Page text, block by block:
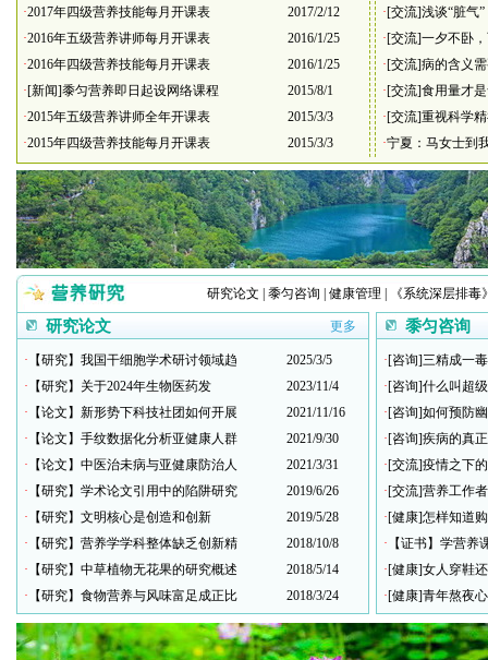
·2017年四级营养技能每月开课表
2017/2/12
·2016年五级营养讲师每月开课表
2016/1/25
·2016年四级营养技能每月开课表
2016/1/25
·[新闻]黍匀营养即日起设网络课程
2015/8/1
·2015年五级营养讲师全年开课表
2015/3/3
·2015年四级营养技能每月开课表 2015/3/3
·[交流]浅谈“脏气
·[交流]一夕不卧
·[交流]病的含义
·[交流]食用量才
·[交流]重视科学
·宁夏：马女士到
研究论文 黍匀咨询 健康管理 《系统深层排毒
研究论文 更多
· 【研究】我国干细胞学术研讨领域趋
2025/3/5
· 【研究】关于2024年生物医药发
2023/11/4
· 【论文】新形势下科技社团如何开展
2021/11/16
· 【论文】手纹数据化分析亚健康人群
2021/9/30
· 【论文】中医治未病与亚健康防治人
2021/3/31
· 【研究】学术论文引用中的陷阱研究
2019/6/26
· 【研究】文明核心是创造和创新
2019/5/28
· 【研究】营养学学科整体缺乏创新精
2018/10/8
· 【研究】中草植物无花果的研究概述
2018/5/14
· 【研究】食物营养与风味富足成正比 2018/3/24
黍匀咨询
·[咨询]三精成一
·[咨询]什么叫超
·[咨询]如何预防
·[咨询]疾病的真
·[交流]疫情之下
·[交流]营养工作
·[健康]怎样知道
· 【证书】学营养
·[健康]女人穿鞋
·[健康]青年熬夜